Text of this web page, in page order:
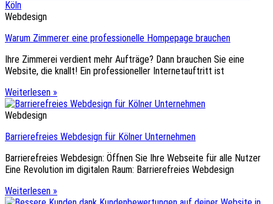
Webdesign
Warum Zimmerer eine professionelle Hompepage brauchen
Ihre Zimmerei verdient mehr Aufträge? Dann brauchen Sie eine
Website, die knallt! Ein professioneller Internetauftritt ist
Weiterlesen »
Webdesign
Barrierefreies Webdesign für Kölner Unternehmen
Barrierefreies Webdesign: Öffnen Sie Ihre Webseite für alle Nutzer
Eine Revolution im digitalen Raum: Barrierefreies Webdesign
Weiterlesen »